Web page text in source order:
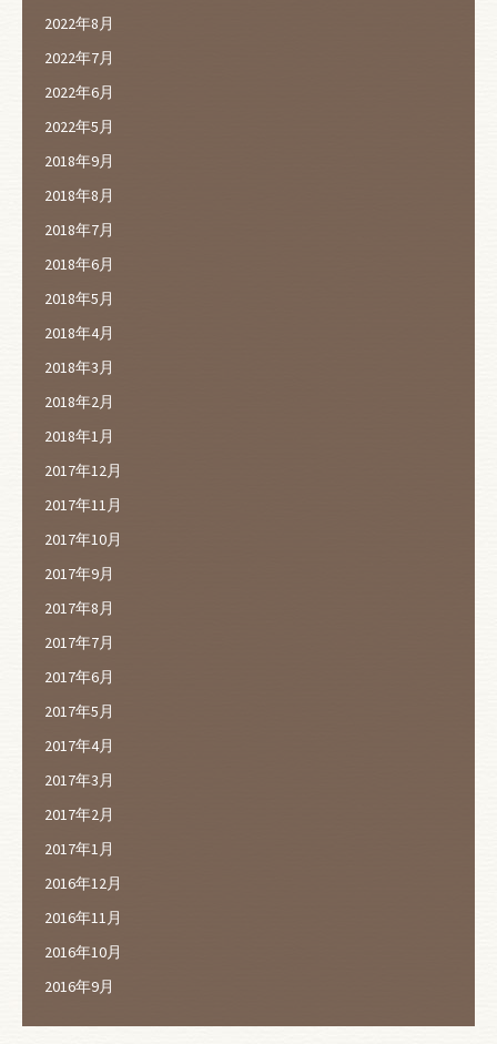
2022年8月
2022年7月
2022年6月
2022年5月
2018年9月
2018年8月
2018年7月
2018年6月
2018年5月
2018年4月
2018年3月
2018年2月
2018年1月
2017年12月
2017年11月
2017年10月
2017年9月
2017年8月
2017年7月
2017年6月
2017年5月
2017年4月
2017年3月
2017年2月
2017年1月
2016年12月
2016年11月
2016年10月
2016年9月